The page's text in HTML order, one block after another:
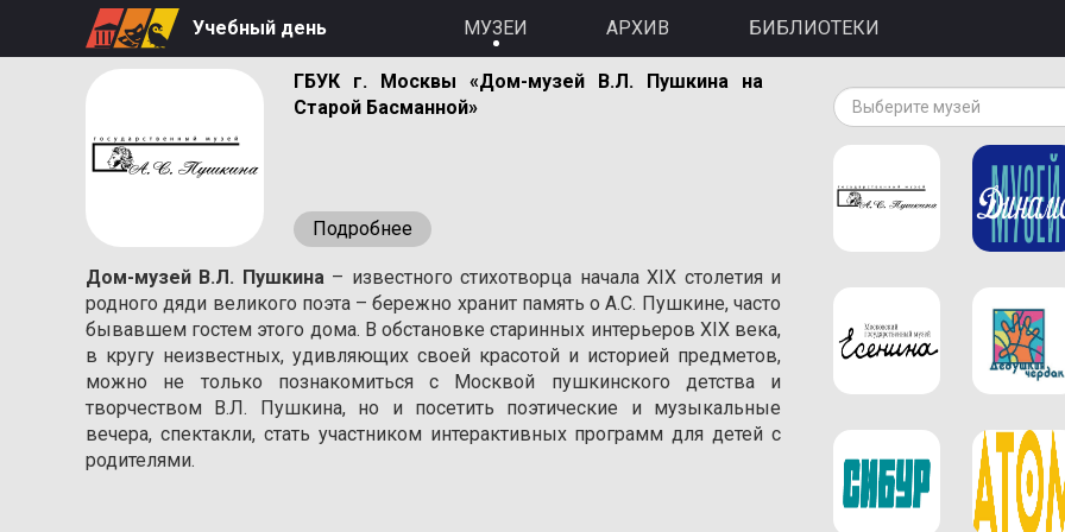
Учебный день МУЗЕИ АРХИВ БИБЛИОТЕКИ
ГБУК г. Москвы «Дом-музей В.Л. Пушкина на
Старой Басманной»
Подробнее
Дом-музей В.Л. Пушкина– известного стихотворца начала XIX столетия и
родного дяди великого поэта – бережно хранит память о A.С. Пушкине, часто
бывавшем гостем этого дома. В обстановке старинных интерьеров XIX века,
в кругу неизвестных, удивляющих своей красотой и историей предметов,
можно не только познакомиться с Москвой пушкинского детства и
творчеством В.Л. Пушкина, но и посетить поэтические и музыкальные
вечера, спектакли, стать участником интерактивных программ для детей с
родителями.
Выберите музей